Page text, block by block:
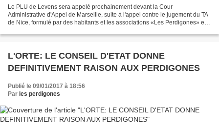
Le PLU de Levens sera appelé prochainement devant la Cour
Administrative d'Appel de Marseille, suite à l'appel contre le jugement du TA
de Nice, formulé par des habitants et les associations «Les Perdigones» et
L'ORTE: LE CONSEIL D'ETAT DONNE
DEFINITIVEMENT RAISON AUX PERDIGONES
Publié le 09/01/2017 à 18:56
Par les perdigones